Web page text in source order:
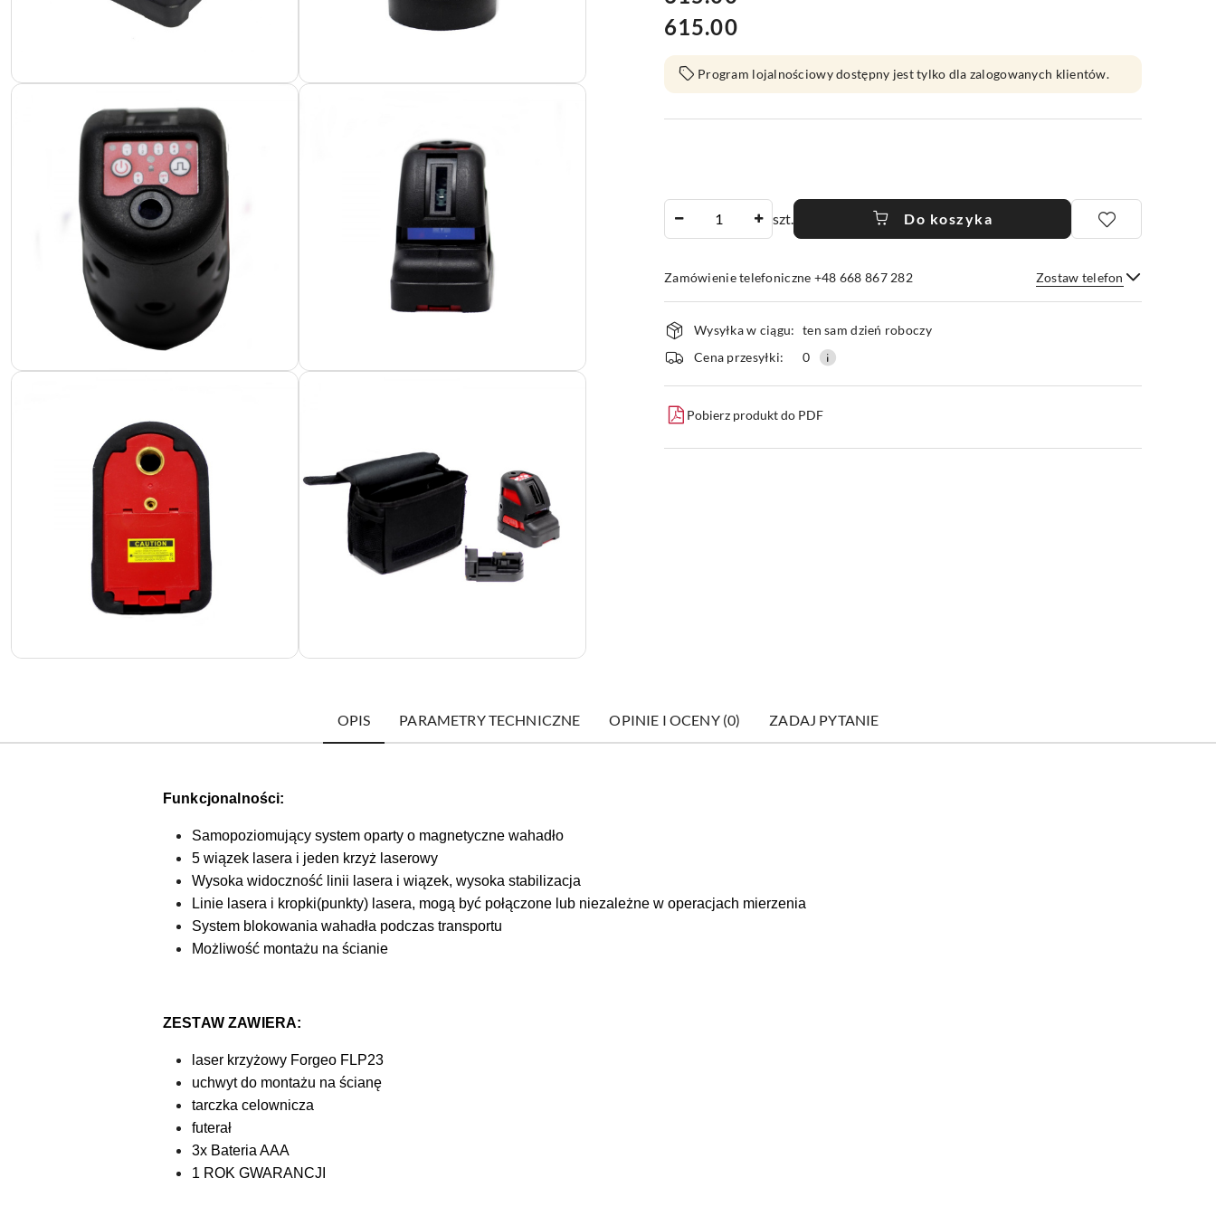
Cena:
615.00
Program lojalnościowy dostępny jest tylko dla zalogowanych klientów.
szt. Do koszyka
Zamówienie telefoniczne +48 668 867 282 Zostaw telefon
Wyślij
Dostępność
i
dostawa
Wysyłka w ciągu: ten sam dzień roboczy
Cena przesyłki:
0
Pobierz produkt do PDF
OPIS PARAMETRY TECHNICZNE OPINIE I OCENY (0) ZADAJ PYTANIE
Funkcjonalności:
Samopoziomujący system oparty o magnetyczne wahadło
5 wiązek lasera i jeden krzyż laserowy
Wysoka widoczność linii lasera i wiązek, wysoka stabilizacja
Linie lasera i kropki(punkty) lasera, mogą być połączone lub niezależne w operacjach mierzenia
System blokowania wahadła podczas transportu
Możliwość montażu na ścianie
ZESTAW ZAWIERA:
laser krzyżowy Forgeo FLP23
uchwyt do montażu na ścianę
tarczka celownicza
futerał
3x Bateria AAA
1 ROK GWARANCJI